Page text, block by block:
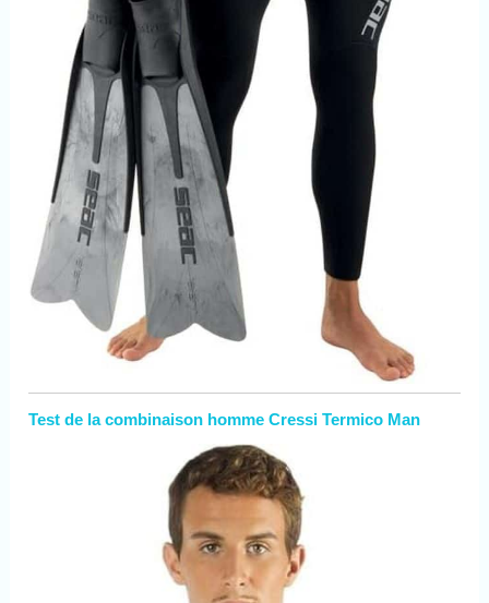
Test de la combinaison homme Cressi Termico Man